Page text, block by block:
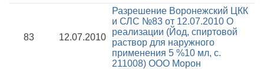
83 12.07.2010
Разрешение Воронежский ЦКК
и СЛС №83 от 12.07.2010 О
реализации (Йод, спиртовой
раствор для наружного
применения 5 %10 мл, с.
211008) ООО Морон